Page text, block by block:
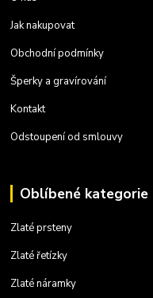
Jak nakupovat
Obchodní podmínky
Šperky a gravírování
Kontakt
Odstoupení od smlouvy
Oblíbené kategorie
Zlaté prsteny
Zlaté řetízky
Zlaté náramky